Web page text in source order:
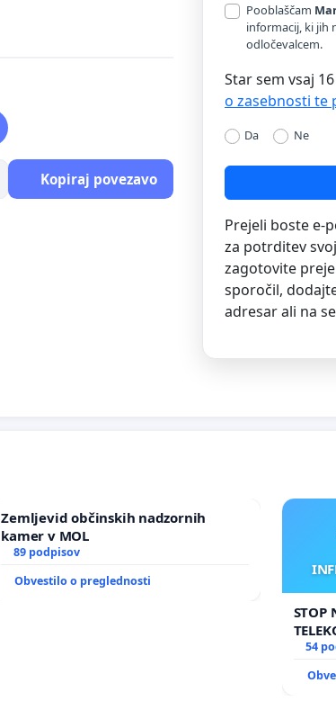
Kopiraj povezavo
Pooblaščam
informacij, ki jih
odločevalcem.
Star sem vsaj
o zasebnosti te
Da Ne
Prejeli boste e-
za potrditev
zagotovite
sporočil,
adresar ali na
Zemljevid občinskih nadzornih
kamer v MOL
89 podpisov
Obvestilo o preglednosti
STOP
54